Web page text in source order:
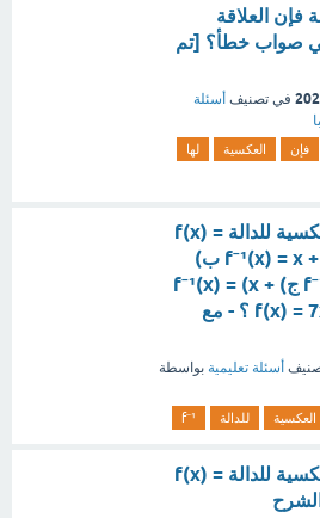
فإن العلاقة
صواب خطأ؟ [تم
في تصنيف أسئلة
فإن العكسية
لها
أوجد الدالة العكسية للدالة f(x) =
2x - 7. أ) f⁻¹(x) = x + 7/2 ب)
f⁻¹(x) = x - 7/2 ج) f⁻¹(x) = (x +
7) / 2 د) f(x) = 7x - 2 ؟ - مع
أسئلة تعليمية بواسطة
العكسية للدالة f⁻¹
أوجد الدالة العكسية للدالة f(x) =